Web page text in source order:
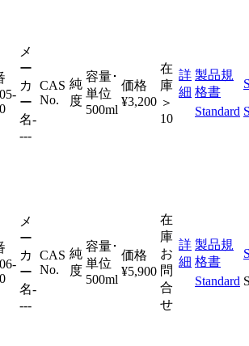
メ
ー
カ
ー
名-
---
CAS
No.
純
度
容量･
単位
500ml
価格
¥3,200
在
庫
＞
10
詳
細
製品規
格書
Standard
メ
ー
カ
ー
名-
---
CAS
No.
純
度
容量･
単位
500ml
価格
¥5,900
在
庫
お
問
合
せ
詳
細
製品規
格書
Standard